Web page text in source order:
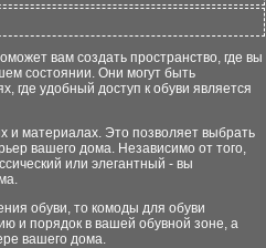
вам создать пространство, где вы
состоянии. Они могут быть
где удобный доступ к обуви является
и материалах. Это позволяет выбрать
вашего дома. Независимо от того,
или элегантный - вы
обуви, то комоды для обуви
и порядок в вашей обувной зоне, а
вашего дома.